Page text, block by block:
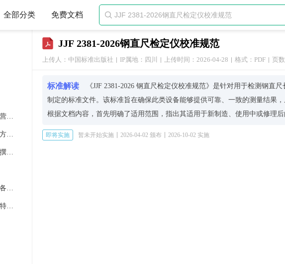
全部分类 免费文档 
JJF 2381-2026钢直尺检定仪校准规范
上传人：中国标准出版社 IP属地：四川 上传时间：2026-04-28 格式：PDF 页
标准解读
《JJF 2381-2026 钢直尺检定仪校准规范》是针对用于检测钢
制定的标准文件。该标准旨在确保此类设备能够提供可靠、一致的测量结果
根据文档内容，首先明确了适用范围，指出其适用于新制造、使用中或修理
义了若干术语和计量单位，为理解后续条款打下基础。
技术要求部分详细描述了钢直尺检定仪应满足的各项性能指标，包括但不限
即将实施 暂未开始实施 2026-04-02 颁布 2026-10-02 实施
2026年氢能加氢站产业安全运营标准知识测试
2026年数据安全风险评估指标方法报告操作问答
2026年放射技师面试后感谢信撰写要点与跟进技巧增加专业认可度
2026年数学趣味竞赛题库适合各年龄段
山中医专针灸治疗技术课件09特色病症-3抗衰老